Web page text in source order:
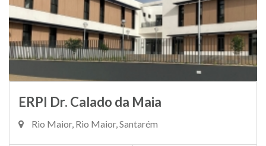
ERPI Dr. Calado da Maia
Rio Maior, Rio Maior, Santarém